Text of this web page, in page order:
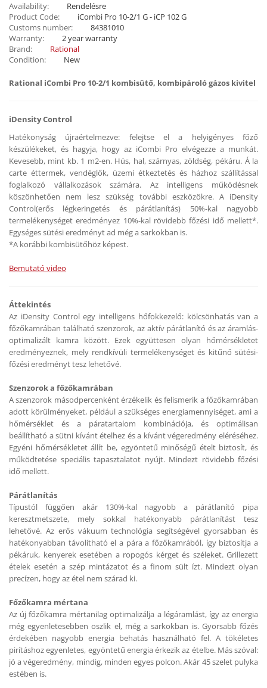
Availability:
Rendelésre
Product Code:
iCombi Pro 10-2/1 G - iCP 102 G
Customs number:
84381010
Warranty:
2 year warranty
Brand:
Rational
Condition:
New
Rational iCombi Pro 10-2/1 kombisütő, kombipároló gázos kivitel
iDensity Control
Hatékonyság újraértelmezve: felejtse el a helyigényes főző
készülékeket, és hagyja, hogy az iCombi Pro elvégezze a munkát.
Kevesebb, mint kb. 1 m2-en. Hús, hal, szárnyas, zöldség, pékáru. Á la
carte éttermek, vendéglők, üzemi étkeztetés és házhoz szállítással
foglalkozó vállalkozások számára. Az intelligens működésnek
köszönhetően nem lesz szükség további eszközökre. A iDensity
Control(erős légkeringetés és párátlanítás) 50%-kal nagyobb
termelékenységet eredményez 10%-kal rövidebb főzési idő mellett*.
Egységes sütési eredményt ad még a sarkokban is.
*A korábbi kombisütőhöz képest.
Bemutató video
Áttekintés
Az iDensity Control egy intelligens hőfokkezelő: kölcsönhatás van a
főzőkamrában található szenzorok, az aktív párátlanító és az áramlás-
optimalizált kamra között. Ezek együttesen olyan hőmérsékletet
eredményeznek, mely rendkívüli termelékenységet és kitűnő sütési-
főzési eredményt tesz lehetővé.
Szenzorok a főzőkamrában
A szenzorok másodpercenként érzékelik és felismerik a főzőkamrában
adott körülményeket, például a szükséges energiamennyiséget, ami a
hőmérséklet és a páratartalom kombinációja, és optimálisan
beállítható a sütni kívánt ételhez és a kívánt végeredmény eléréséhez.
Egyéni hőmérsékletet állít be, egyöntetű minőségű ételt biztosít, és
működtetése speciális tapasztalatot nyújt. Mindezt rövidebb főzési
idő mellett.
Párátlanítás
Típustól függően akár 130%-kal nagyobb a párátlanító pipa
keresztmetszete, mely sokkal hatékonyabb párátlanítást tesz
lehetővé. Az erős vákuum technológia segítségével gyorsabban és
hatékonyabban távolítható el a pára a főzőkamrából, így biztosítja a
pékáruk, kenyerek esetében a ropogós kérget és széleket. Grillezett
ételek esetén a szép mintázatot és a finom sült ízt. Mindezt olyan
precízen, hogy az étel nem szárad ki.
Főzőkamra mértana
Az új főzőkamra mértanilag optimalizálja a légáramlást, így az energia
még egyenletesebben oszlik el, még a sarkokban is. Gyorsabb főzés
érdekében nagyobb energia behatás használható fel. A tökéletes
pirításhoz egyenletes, egyöntetű energia érkezik az ételbe. Más szóval:
jó a végeredmény, mindig, minden egyes polcon. Akár 45 szelet pulyka
estében is.